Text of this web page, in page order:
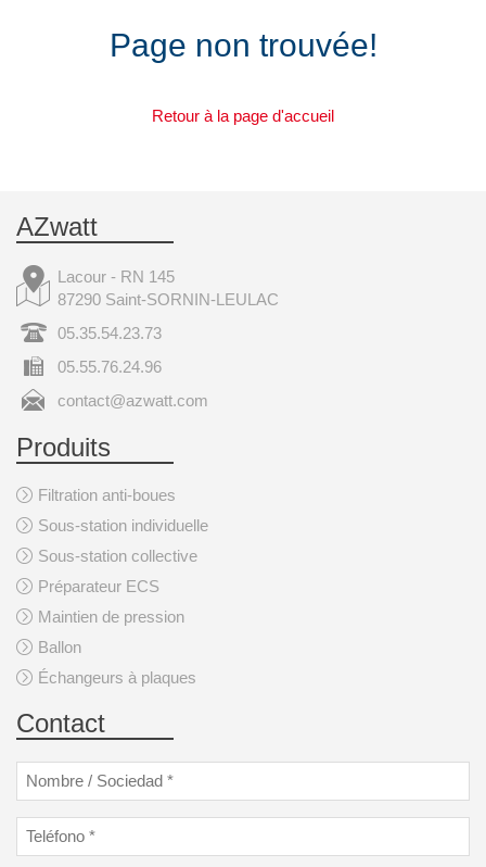
Page non trouvée!
Retour à la page d'accueil
AZwatt
Lacour - RN 145
87290 Saint-SORNIN-LEULAC
05.35.54.23.73
05.55.76.24.96
contact@azwatt.com
Produits
Filtration anti-boues
Sous-station individuelle
Sous-station collective
Préparateur ECS
Maintien de pression
Ballon
Échangeurs à plaques
Contact